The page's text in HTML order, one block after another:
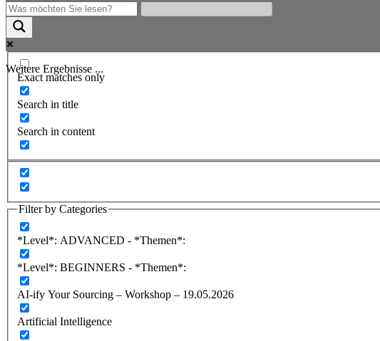
Weitere Ergebnisse ...
Exact matches only
Search in title
Search in content
Filter by Categories
*Level*: ADVANCED - *Themen*:
*Level*: BEGINNERS - *Themen*:
AI-ify Your Sourcing – Workshop – 19.05.2026
Artificial Intelligence